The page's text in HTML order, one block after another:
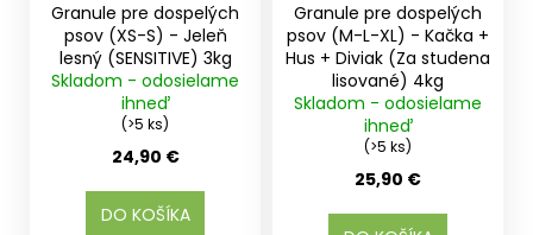
Granule pre dospelých
psov (XS-S) - Jeleň
lesný (SENSITIVE) 3kg
Skladom - odosielame
ihneď
(>5 ks)
24,90 €
DO KOŠÍKA
Granule pre dospelých
psov (M-L-XL) - Kačka +
Hus + Diviak (Za studena
lisované) 4kg
Skladom - odosielame
ihneď
(>5 ks)
25,90 €